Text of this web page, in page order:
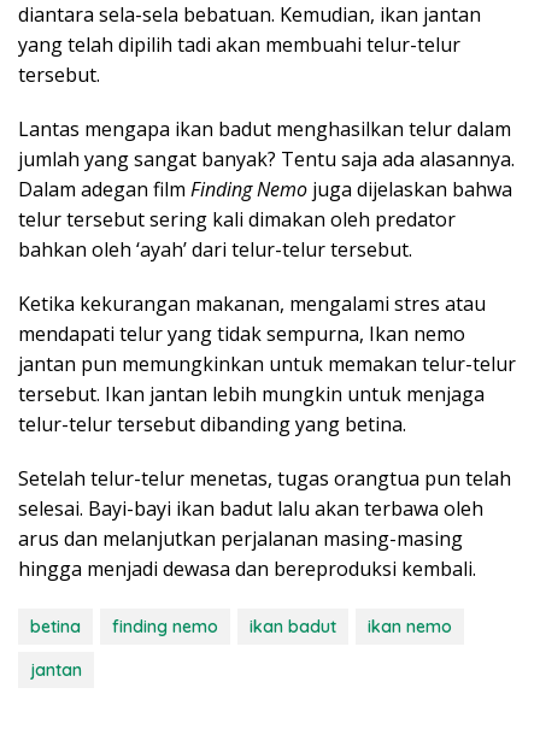
diantara sela-sela bebatuan. Kemudian, ikan jantan
yang telah dipilih tadi akan membuahi telur-telur
tersebut.
Lantas mengapa ikan badut menghasilkan telur dalam
jumlah yang sangat banyak? Tentu saja ada alasannya.
Dalam adegan film Finding Nemo juga dijelaskan bahwa
telur tersebut sering kali dimakan oleh predator
bahkan oleh ‘ayah’ dari telur-telur tersebut.
Ketika kekurangan makanan, mengalami stres atau
mendapati telur yang tidak sempurna, Ikan nemo
jantan pun memungkinkan untuk memakan telur-telur
tersebut. Ikan jantan lebih mungkin untuk menjaga
telur-telur tersebut dibanding yang betina.
Setelah telur-telur menetas, tugas orangtua pun telah
selesai. Bayi-bayi ikan badut lalu akan terbawa oleh
arus dan melanjutkan perjalanan masing-masing
hingga menjadi dewasa dan bereproduksi kembali.
betina finding nemo ikan badut
ikan nemo
jantan